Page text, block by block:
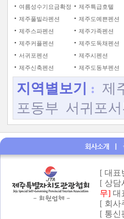
여름성수기요금확정
제주특급호텔
제주풀빌라펜션
제주도예쁜펜션
제주스파펜션
제주가족펜션
제주커플펜션
제주도독채펜션
서귀포펜션
제주시펜션
제주신축펜션
제주도동부펜션
지역별보기 : 제
포동부 서귀포
[ 대표
[ 상담
무] 대
[ 회사
[ 통신